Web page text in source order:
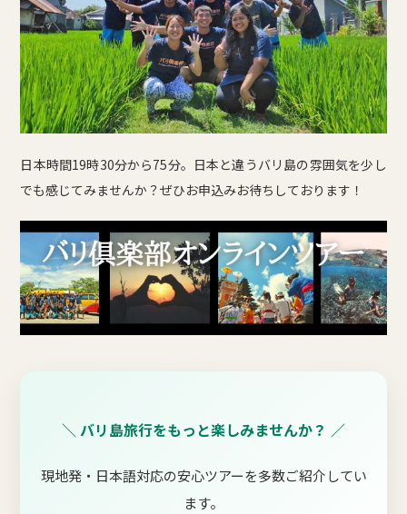
日本時間19時30分から75分。日本と違うバリ島の雰囲気を少し
でも感じてみませんか？ぜひお申込みお待ちしております！
＼ バリ島旅行をもっと楽しみませんか？ ／
現地発・日本語対応の安心ツアーを多数ご紹介してい
ます。